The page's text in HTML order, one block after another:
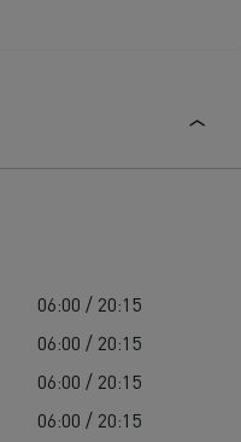
06:00 / 20:15
06:00 / 20:15
06:00 / 20:15
06:00 / 20:15